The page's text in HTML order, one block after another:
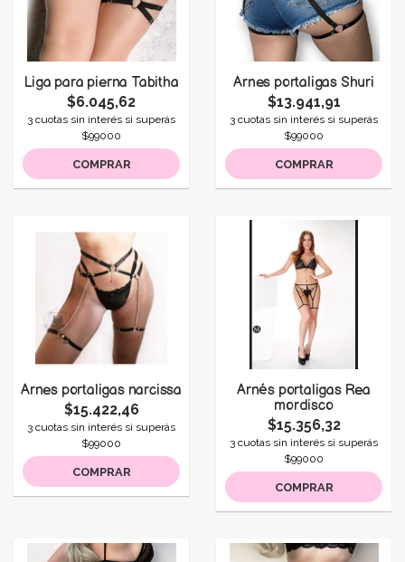
Liga para pierna Tabitha
$6.045,62
3 cuotas sin interés si superás
$99000
COMPRAR
Arnes portaligas Shuri
$13.941,91
3 cuotas sin interés si superás
$99000
COMPRAR
Arnes portaligas narcissa
$15.422,46
3 cuotas sin interés si superás
$99000
COMPRAR
Arnés portaligas Rea
mordisco
$15.356,32
3 cuotas sin interés si superás
$99000
COMPRAR